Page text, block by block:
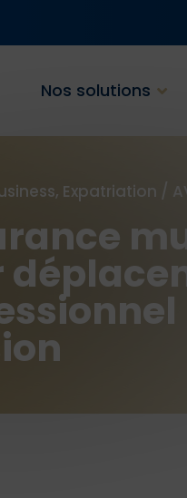
Nos solutions
Expatriation /